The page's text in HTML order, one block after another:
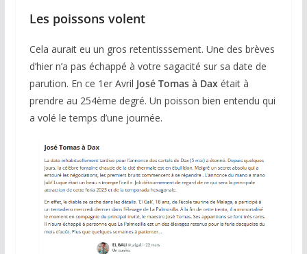
Les poissons volent
Cela aurait eu un gros retentisssement. Une des brèves
d’hier n’a pas échappé à votre sagacité sur sa date de
parution. En ce 1er Avril José Tomas à Daxétait à
prendre au 254ème degré. Un poisson bien entendu qui
a volé le temps d’une journée.